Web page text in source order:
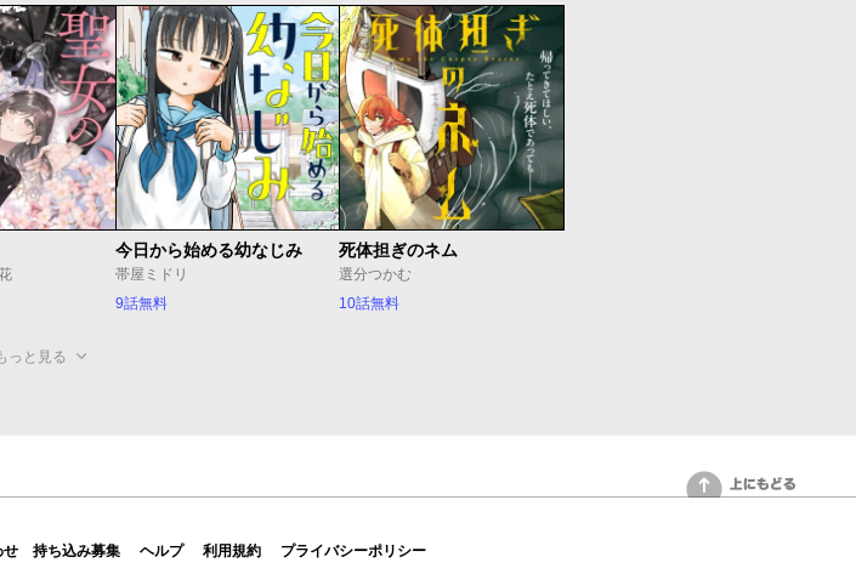
今日から始める幼なじみ
帯屋ミドリ
9話無料
死体担ぎのネム
選分つかむ
10話無料
っと見る
上にもどる
せ 持ち込み募集 ヘルプ 利用規約 プライバシーポリシー